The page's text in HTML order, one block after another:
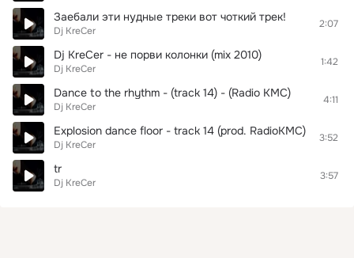
Заебали эти нудные треки вот чоткий трек!
Dj KreCer
2:07
Dj KreCer - не порви колонки (mix 2010)
Dj KreCer
1:42
Dance to the rhythm - (track 14) - (Radio KMC)
Dj KreCer
4:11
Explosion dance floor - track 14 (prod. RadioKMC)
Dj KreCer
3:52
tr
Dj KreCer
3:57